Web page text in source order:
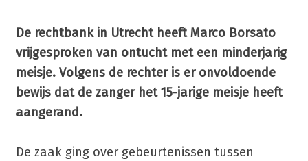
De rechtbank in Utrecht heeft Marco Borsato
vrijgesproken van ontucht met een minderjarig
meisje. Volgens de rechter is er onvoldoende
bewijs dat de zanger het 15-jarige meisje heeft
aangerand.
De zaak ging over gebeurtenissen tussen